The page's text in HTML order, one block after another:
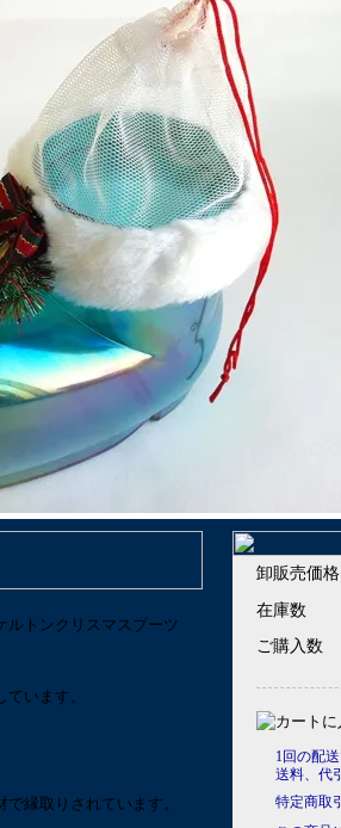
ルトンクリスマスブーツ
います。
縁取りされています。
卸販売価格
在庫数
ご購入数
1回の配
送料、代
特定商取